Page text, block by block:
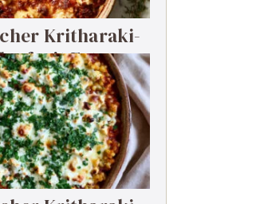
Kritharaki-
mit Feta